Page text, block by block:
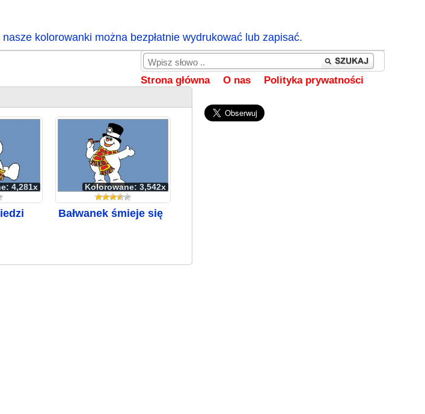
kolorowanki można bezpłatnie wydrukować lub zapisać.
Strona główna O nas Polityka prywatności
4,281x Kolorowane: 3,542x
Bałwanek śmieje się